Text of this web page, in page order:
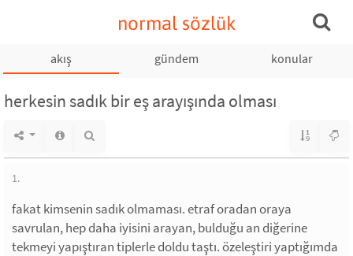
normal sözlük
akış gündem konular
herkesin sadık bir eş arayışında olması
1.
fakat kimsenin sadık olmaması. etraf oradan oraya
savrulan, hep daha iyisini arayan, bulduğu an diğerine
tekmeyi yapıştıran tiplerle doldu taştı. özeleştiri yaptığımda